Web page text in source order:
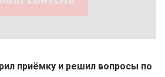
приёмку и решил вопросы по